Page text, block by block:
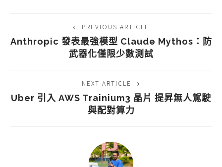
PREVIOUS ARTICLE
Anthropic 發表最強模型 Claude Mythos：防
武器化僅限少數測試
NEXT ARTICLE
Uber 引入 AWS Trainium3 晶片 提昇無人駕駛
與配對算力